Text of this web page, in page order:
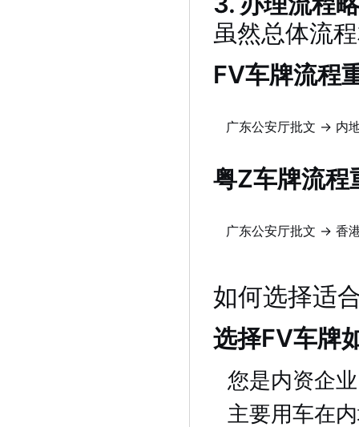
虽然总体流
FV车牌流程
广东公安厅批文 → 内
粤Z车牌流程
广东公安厅批文 → 香
如何选择适
选择FV车牌
您是内资企
主要用车在